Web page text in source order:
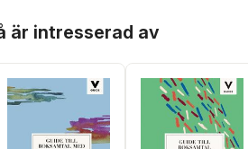
är intresserad av